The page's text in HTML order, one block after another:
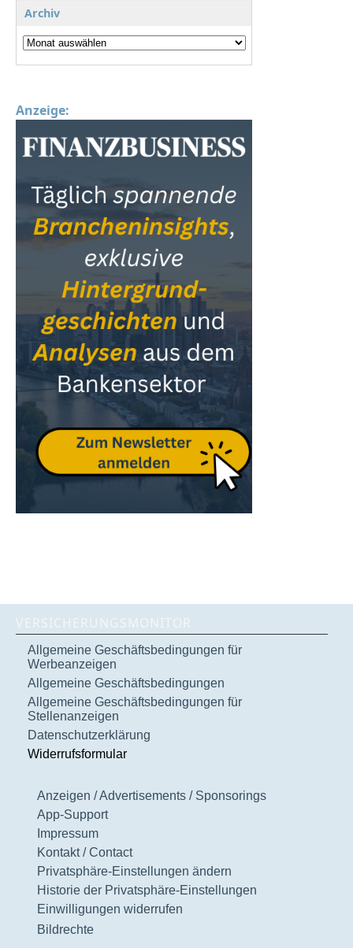
Archiv
Anzeige:
VERSICHERUNGSMONITOR
Allgemeine Geschäftsbedingungen für
Werbeanzeigen
Allgemeine Geschäftsbedingungen
Allgemeine Geschäftsbedingungen für
Stellenanzeigen
Datenschutzerklärung
Widerrufsformular
Anzeigen / Advertisements / Sponsorings
App-Support
Impressum
Kontakt / Contact
Privatsphäre-Einstellungen ändern
Historie der Privatsphäre-Einstellungen
Einwilligungen widerrufen
Bildrechte